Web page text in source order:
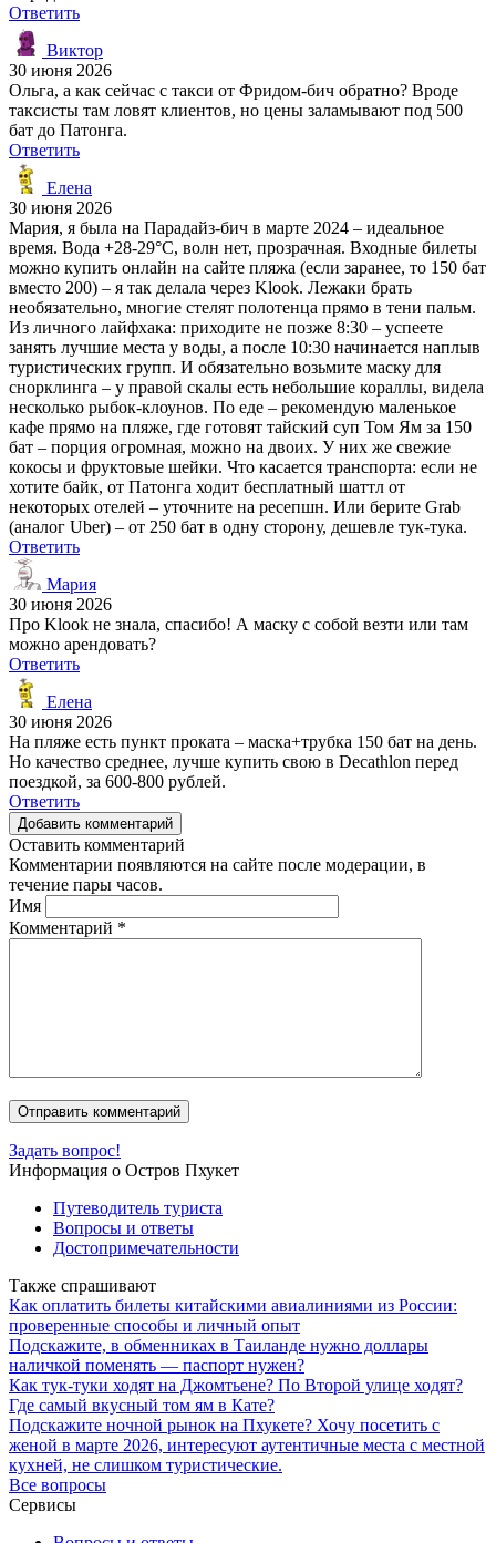
Ответить
Виктор
30 июня 2026
Ольга, а как сейчас с такси от Фридом-бич обратно? Вроде
таксисты там ловят клиентов, но цены заламывают под 500
бат до Патонга.
Ответить
Елена
30 июня 2026
Мария, я была на Парадайз-бич в марте 2024 – идеальное
время. Вода +28-29°C, волн нет, прозрачная. Входные билеты
можно купить онлайн на сайте пляжа (если заранее, то 150 бат
вместо 200) – я так делала через Klook. Лежаки брать
необязательно, многие стелят полотенца прямо в тени пальм.
Из личного лайфхака: приходите не позже 8:30 – успеете
занять лучшие места у воды, а после 10:30 начинается наплыв
туристических групп. И обязательно возьмите маску для
снорклинга – у правой скалы есть небольшие кораллы, видела
несколько рыбок-клоунов. По еде – рекомендую маленькое
кафе прямо на пляже, где готовят тайский суп Том Ям за 150
бат – порция огромная, можно на двоих. У них же свежие
кокосы и фруктовые шейки. Что касается транспорта: если не
хотите байк, от Патонга ходит бесплатный шаттл от
некоторых отелей – уточните на ресепшн. Или берите Grab
(аналог Uber) – от 250 бат в одну сторону, дешевле тук-тука.
Ответить
Мария
30 июня 2026
Про Klook не знала, спасибо! А маску с собой везти или там
можно арендовать?
Ответить
Елена
30 июня 2026
На пляже есть пункт проката – маска+трубка 150 бат на день.
Но качество среднее, лучше купить свою в Decathlon перед
поездкой, за 600-800 рублей.
Ответить
Добавить комментарий
Оставить комментарий
Комментарии появляются на сайте после модерации, в
течение пары часов.
Имя
Комментарий *
Задать вопрос!
Информация о Остров Пхукет
Путеводитель туриста
Вопросы и ответы
Достопримечательности
Также спрашивают
Как оплатить билеты китайскими авиалиниями из России:
проверенные способы и личный опыт
Подскажите, в обменниках в Таиланде нужно доллары
наличкой поменять — паспорт нужен?
Как тук-туки ходят на Джомтьене? По Второй улице ходят?
Где самый вкусный том ям в Кате?
Подскажите ночной рынок на Пхукете? Хочу посетить с
женой в марте 2026, интересуют аутентичные места с местной
кухней, не слишком туристические.
Все вопросы
Сервисы